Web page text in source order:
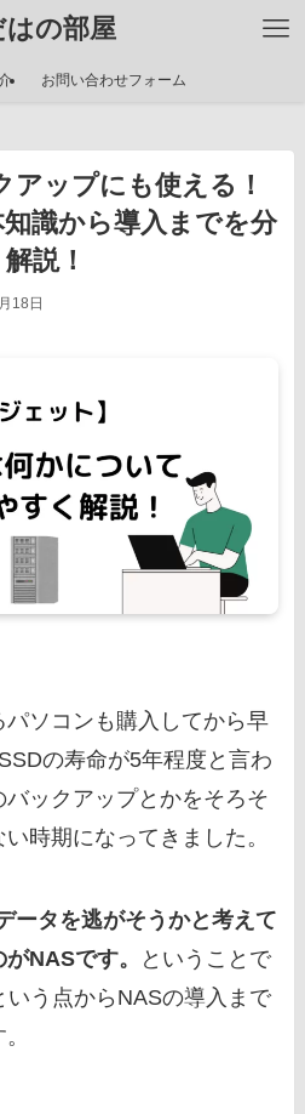
はの部屋
お問い合わせフォーム
アップにも使える！
識から導入までを分
説！
18日
ソコンも購入してから早
の寿命が5年程度と言わ
ックアップとかをそろそ
時期になってきました。
ータを逃がそうかと考えて
NASです。
ということで
う点からNASの導入まで